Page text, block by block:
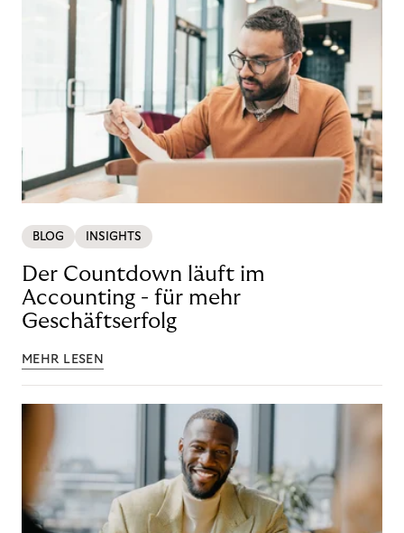
BLOG INSIGHTS
Der Countdown läuft im
Accounting - für mehr
Geschäftserfolg
MEHR LESEN